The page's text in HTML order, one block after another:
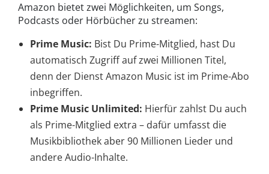
Amazon bietet zwei Möglichkeiten, um Songs,
Podcasts oder Hörbücher zu streamen:
Prime Music: Bist Du Prime-Mitglied, hast Du
automatisch Zugriff auf zwei Millionen Titel,
denn der Dienst Amazon Music ist im Prime-Abo
inbegriffen.
Prime Music Unlimited: Hierfür zahlst Du auch
als Prime-Mitglied extra – dafür umfasst die
Musikbibliothek aber 90 Millionen Lieder und
andere Audio-Inhalte.